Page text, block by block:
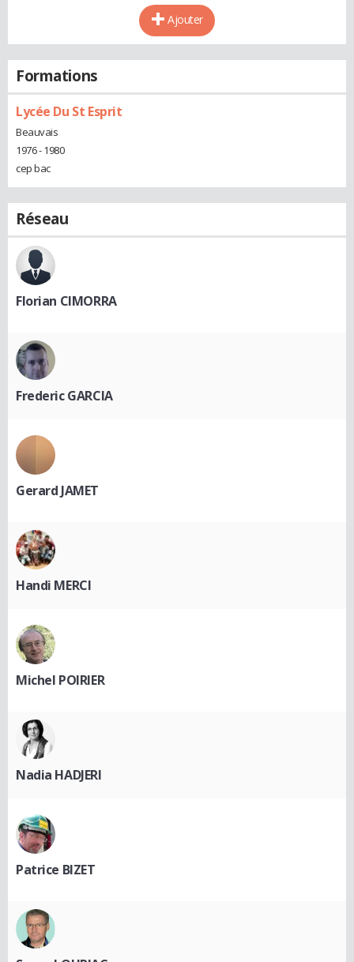
Ajouter
Formations
Lycée Du St Esprit
Beauvais
1976 - 1980
cep bac
Réseau
Florian CIMORRA
Frederic GARCIA
Gerard JAMET
Handi MERCI
Michel POIRIER
Nadia HADJERI
Patrice BIZET